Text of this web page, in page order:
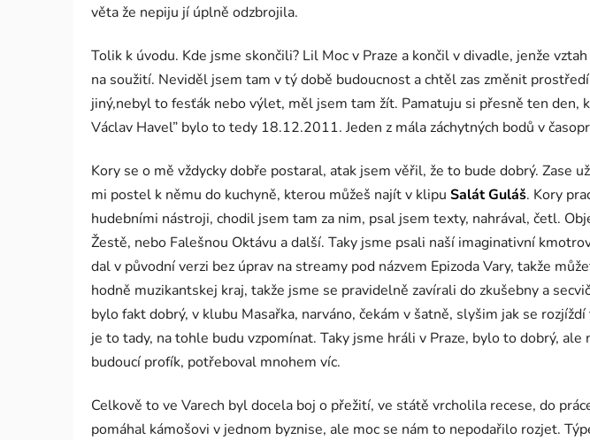
věta že nepiju jí úplně odzbrojila.
Tolik k úvodu. Kde jsme skončili? Lil Moc v Praze a končil v divadle, jenže
na soužití. Neviděl jsem tam v tý době budoucnost a chtěl zas změnit
jiný,nebyl to fesťák nebo výlet, měl jsem tam žít. Pamatuju si přesně ten den,
Václav Havel” bylo to tedy 18.12.2011. Jeden z mála záchytných bodů v
Kory se o mě vždycky dobře postaral, atak jsem věřil, že to bude dobrý. Zase
mi postel k němu do kuchyně, kterou můžeš najít v klipu Salát Guláš. Kory
hudebními nástroji, chodil jsem tam za nim, psal jsem texty, nahrával, četl.
Žestě, nebo Falešnou Oktávu a další. Taky jsme psali naší imaginativní
dal v původní verzi bez úprav na streamy pod názvem Epizoda Vary, takže
hodně muzikantskej kraj, takže jsme se pravidelně zavírali do zkušebny a
bylo fakt dobrý, v klubu Masařka, narváno, čekám v šatně, slyšim jak se
je to tady, na tohle budu vzpomínat. Taky jsme hráli v Praze, bylo to dobrý,
budoucí profík, potřeboval mnohem víc.
Celkově to ve Varech byl docela boj o přežití, ve státě vrcholila recese, do
pomáhal kámošovi v jednom byznise, ale moc se nám to nepodařilo rozjet.